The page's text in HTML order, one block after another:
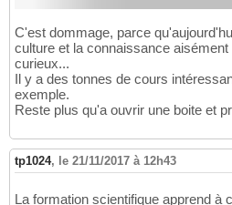
C'est dommage, parce
culture et la connaissance
curieux...
Il y a des tonnes de cours
exemple.
Reste plus qu'a ouvrir une boite et
tp1024, le 21/11/2017 à 12h43
La formation scientifique apprend à